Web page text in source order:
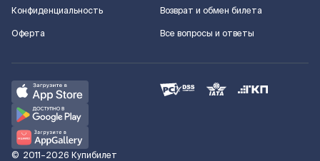
Конфиденциальность
Оферта
Возврат и обмен билета
Все вопросы и ответы
© 2011–2026 Купибилет